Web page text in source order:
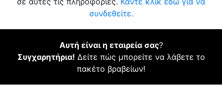
συνδεθείτε.
Αυτή είναι η εταιρεία σας?
Συγχαρητήρια! Δείτε πώς μπορείτε να λάβετε το
πακέτο βραβείων!